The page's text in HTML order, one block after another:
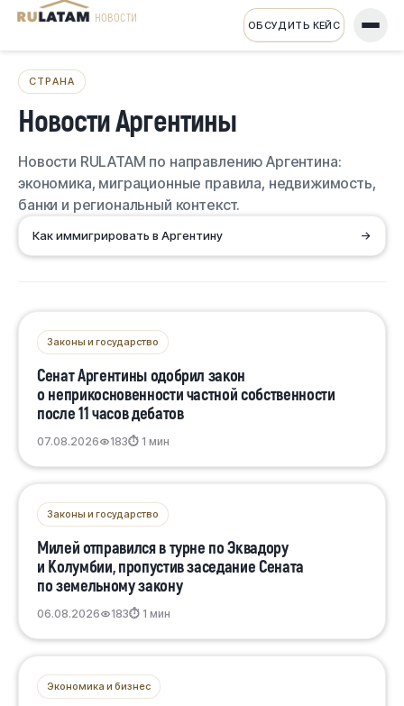
НОВОСТИ ОБСУДИТЬ КЕЙС
СТРАНА
Новости Аргентины
Новости RULATAM по направлению Аргентина:
экономика, миграционные правила, недвижимость,
банки и региональный контекст.
Как иммигрировать в Аргентину →
Законы и государство
Сенат Аргентины одобрил закон
о неприкосновенности частной собственности
после 11 часов дебатов
07.08.2026 183⏱ 1 мин
Законы и государство
Милей отправился в турне по Эквадору
и Колумбии, пропустив заседание Сената
по земельному закону
06.08.2026 183⏱ 1 мин
Экономика и бизнес